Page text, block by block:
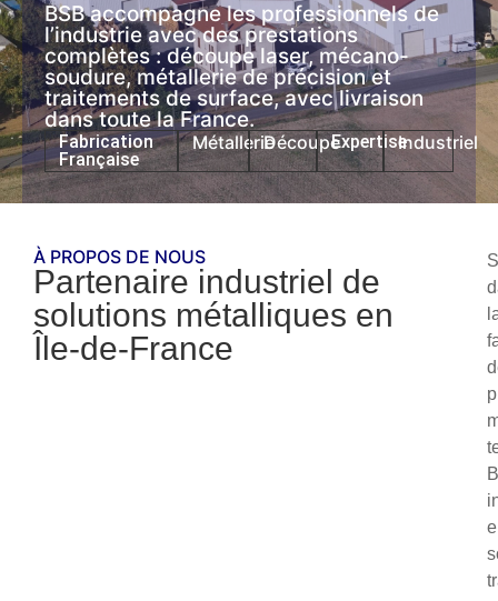
BSB accompagne les professionnels de
l’industrie avec des prestations
complètes : découpe laser, mécano-
soudure, métallerie de précision et
traitements de surface, avec livraison
dans toute la France.
Fabrication
Française
MétallerieDécoupeExpertiseIndustriel
À PROPOS DE NOUS
Partenaire industriel de
solutions métalliques en
Île-de-France